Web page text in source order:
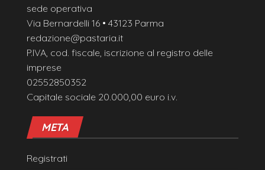
sede operativa
Via Bernardelli 16 • 43123 Parma
redazione@pastaria.it
P.IVA, cod. fiscale, iscrizione al registro delle
imprese
02552850352
Capitale sociale 20.000,00 euro i.v.
META
Registrati